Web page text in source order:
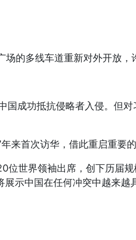
的多线车道重新对外开放
成功抵抗侵略者入侵。但
首次访华，借此重启重要的
位世界领袖出席，创下历届
示中国在任何冲突中越来越